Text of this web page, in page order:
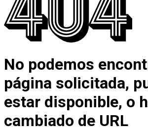
No podemos
página solicitada,
estar disponible, o
cambiado de URL